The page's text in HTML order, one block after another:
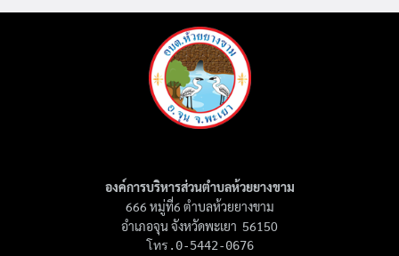
องค์การบริหารส่วนตำบลห้วยยางขาม
666 หมู่ที่6 ตำบลห้วยยางขาม
อำเภอจุน จังหวัดพะเยา 56150
โทร.0-5442-0676